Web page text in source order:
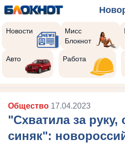
Новости
Мисс
Блокнот
Авто Работа
Общество 17.04.2023
"Схватила за руку,
синяк":